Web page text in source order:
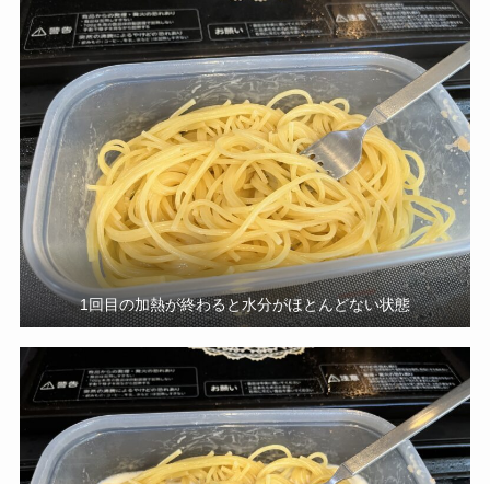
1回目の加熱が終わると水分がほとんどない状態